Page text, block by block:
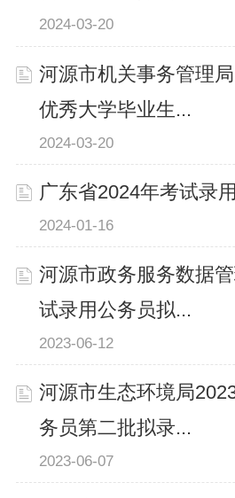
2024-03-20
河源市机关事务管理
优秀大学毕业生...
2024-03-20
广东省2024年考试录
2024-01-16
河源市政务服务数据
试录用公务员拟...
2023-06-12
河源市生态环境局
务员第二批拟录...
2023-06-07